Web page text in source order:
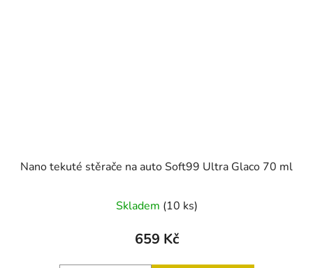
Nano tekuté stěrače na auto Soft99 Ultra Glaco 70 ml
Skladem (10 ks)
659 Kč